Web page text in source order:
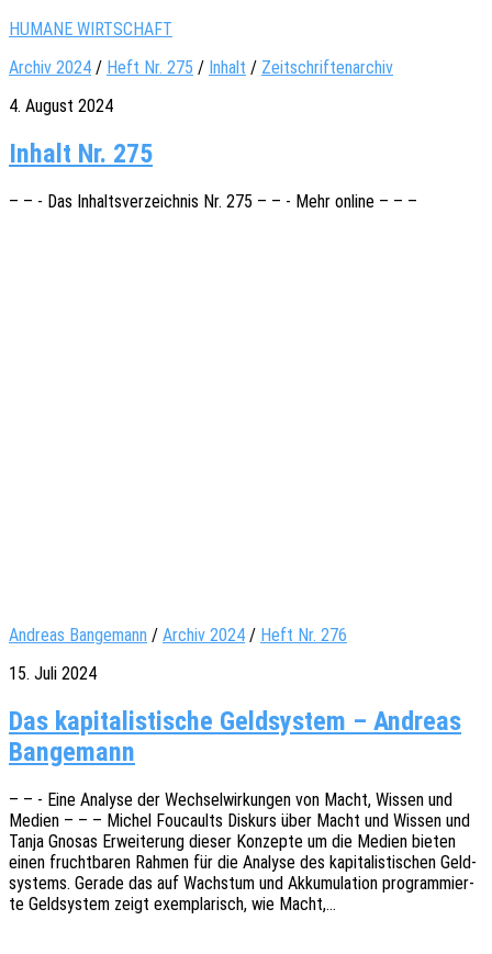
HUMANE WIRTSCHAFT
Archiv 2024 / Heft Nr. 275 / Inhalt / Zeitschriftenarchiv
4. August 2024
Inhalt Nr. 275
– – - Das Inhalts­ver­zeich­nis Nr. 275 – – - Mehr online – – –
Andreas Bangemann / Archiv 2024 / Heft Nr. 276
15. Juli 2024
Das kapitalistische Geldsystem – Andreas
Bangemann
– – - Eine Analy­se der Wech­sel­wir­kun­gen von Macht, Wissen und
Medien – – – Michel Foucaults Diskurs über Macht und Wissen und
Tanja Gnosas Erwei­te­rung dieser Konzep­te um die Medien bieten
einen frucht­ba­ren Rahmen für die Analy­se des kapi­ta­lis­ti­schen Geld­
sys­tems. Gerade das auf Wachs­tum und Akku­mu­la­ti­on program­mier­
te Geld­sys­tem zeigt exem­pla­risch, wie Macht,…